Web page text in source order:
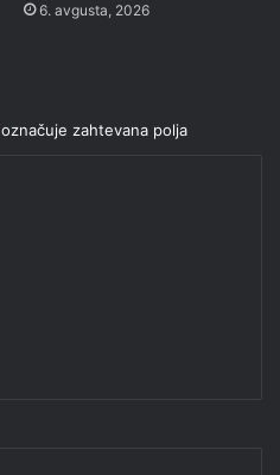
6. avgusta, 2026
označuje zahtevana polja